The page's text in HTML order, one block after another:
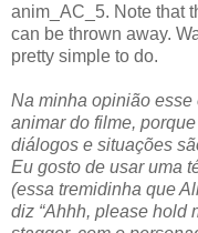
anim_AC_5. Note that
can be thrown away.
pretty simple to do.
Na minha opinião
animar do filme,
diálogos e situações
Eu gosto de usar uma
(essa tremidinha que
diz “Ahhh, please hold